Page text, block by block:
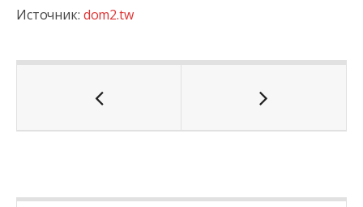
Источник: dom2.tw